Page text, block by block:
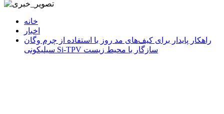
خانه
اخبار
راهکار پایدار برای کیف‌های مد روز با استفاده از چرم وگان
سیلیکونی Si-TPV سازگار با محیط زیست